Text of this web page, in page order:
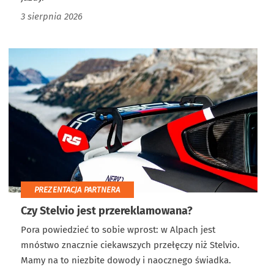
3 sierpnia 2026
PREZENTACJA PARTNERA
Czy Stelvio jest przereklamowana?
Pora powiedzieć to sobie wprost: w Alpach jest
mnóstwo znacznie ciekawszych przełęczy niż Stelvio.
Mamy na to niezbite dowody i naocznego świadka.